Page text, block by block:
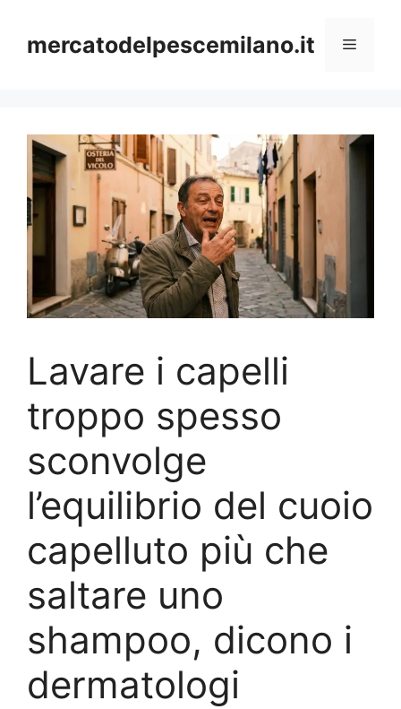
contenuto
mercatodelpescemilano.it Menu
Lavare i capelli
troppo spesso
sconvolge
l’equilibrio del cuoio
capelluto più che
saltare uno
shampoo, dicono i
dermatologi